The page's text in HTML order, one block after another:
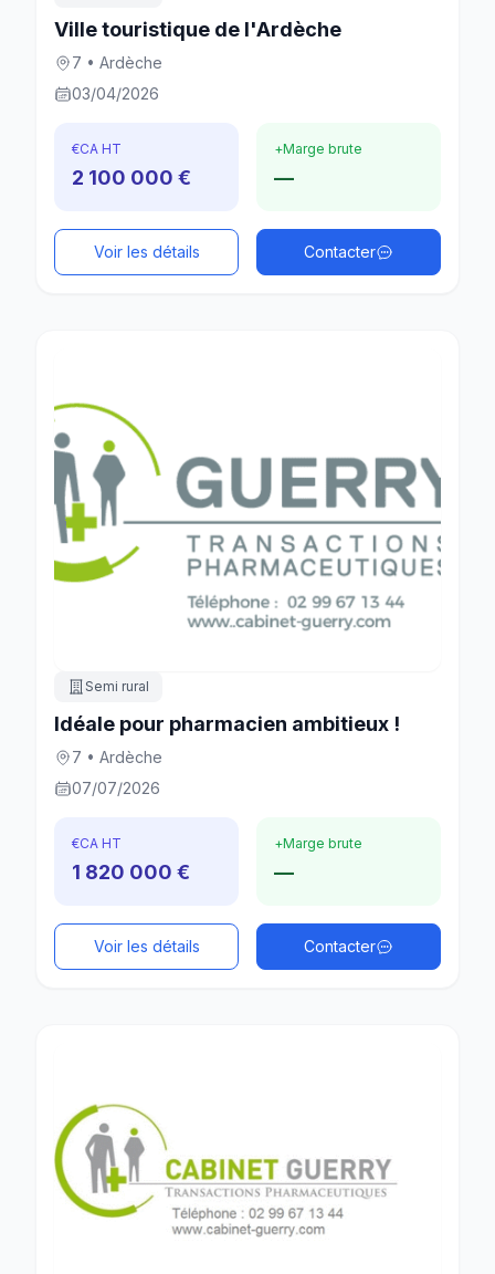
Ville touristique de l'Ardèche
7 • Ardèche
03/04/2026
€CA HT
2 100 000 €
+Marge brute
—
Voir les détails Contacter
Semi rural
Idéale pour pharmacien ambitieux !
7 • Ardèche
07/07/2026
€CA HT
1 820 000 €
+Marge brute
—
Voir les détails Contacter